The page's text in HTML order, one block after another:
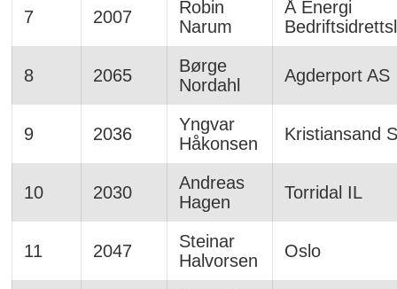
7 2007
Robin
Narum
Å Energi
8 2065
Børge
Nordahl
Agderport AS
9 2036
Yngvar
Håkonsen
Kristiansand S
10 2030
Andreas
Hagen
Torridal IL
11 2047
Steinar
Halvorsen
Oslo